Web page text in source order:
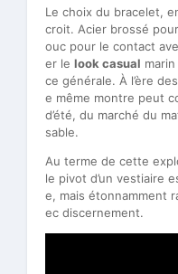
Le choix du bracelet,
croit. Acier brossé
ouc pour le contact
er le look casual
ce générale. À l’ère
e même montre peut
d’été, du marché du
sable.
Au terme de cette
le pivot d’un vestiaire
e, mais étonnamment
ec discernement.